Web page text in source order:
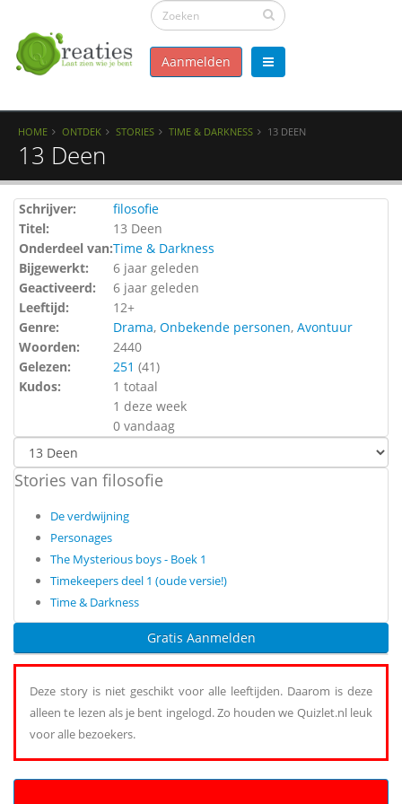
Aanmelden
HOME ONTDEK STORIES TIME & DARKNESS 13 DEEN
13 Deen
Schrijver:
filosofie
Titel:
13 Deen
Onderdeel van:Time & Darkness
Bijgewerkt:
6 jaar geleden
Geactiveerd:
6 jaar geleden
Leeftijd:
12+
Genre:
Drama, Onbekende personen, Avontuur
Woorden:
2440
Gelezen:
251 (41)
Kudos:
1 totaal
1 deze week
0 vandaag
Stories van filosofie
De verdwijning
Personages
The Mysterious boys - Boek 1
Timekeepers deel 1 (oude versie!)
Time & Darkness
Gratis Aanmelden
Deze story is niet geschikt voor alle leeftijden. Daarom is deze
alleen te lezen als je bent ingelogd. Zo houden we Quizlet.nl leuk
voor alle bezoekers.